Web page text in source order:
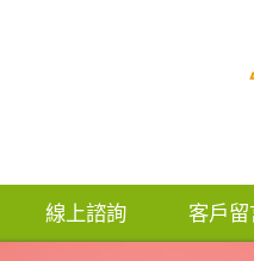
線上諮詢 客戶留